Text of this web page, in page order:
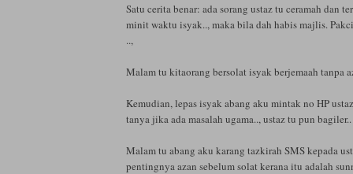
Satu cerita benar: ada sorang ustaz tu ceramah dan
minit waktu isyak.., maka bila dah habis majlis.
..,
Malam tu kitaorang bersolat isyak berjemaah tanpa
Kemudian, lepas isyak abang aku mintak no HP
tanya jika ada masalah ugama.., ustaz tu pun bagiler..
Malam tu abang aku karang tazkirah SMS kepada
pentingnya azan sebelum solat kerana itu adalah